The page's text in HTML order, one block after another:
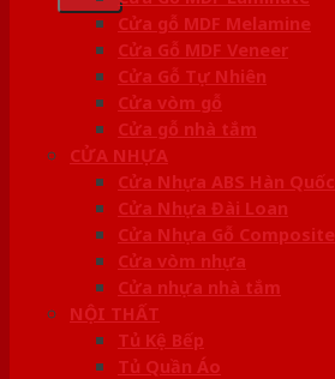
Cửa gỗ MDF Melamine
Cửa Gỗ MDF Veneer
Cửa Gỗ Tự Nhiên
Cửa vòm gỗ
Cửa gỗ nhà tắm
CỬA NHỰA
Cửa Nhựa ABS Hàn Quốc
Cửa Nhựa Đài Loan
Cửa Nhựa Gỗ Composite
Cửa vòm nhựa
Cửa nhựa nhà tắm
NỘI THẤT
Tủ Kệ Bếp
Tủ Quần Áo